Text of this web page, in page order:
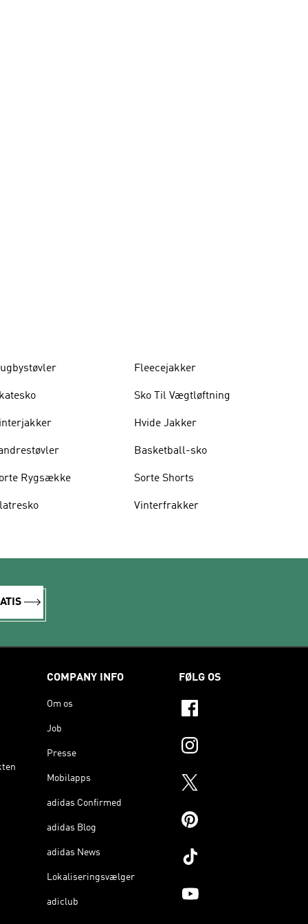
Rygsække
Fleecejakker
Sko Til Vægtløftning
Hvide Jakker
Basketball-sko
Sorte Shorts
Vinterfrakker
COMPANY INFO
Om os
Job
Presse
Mobilapps
adidas Confirmed
adidas Blog
adidas News
Lokaliseringsvælger
adiclub
FØLG OS